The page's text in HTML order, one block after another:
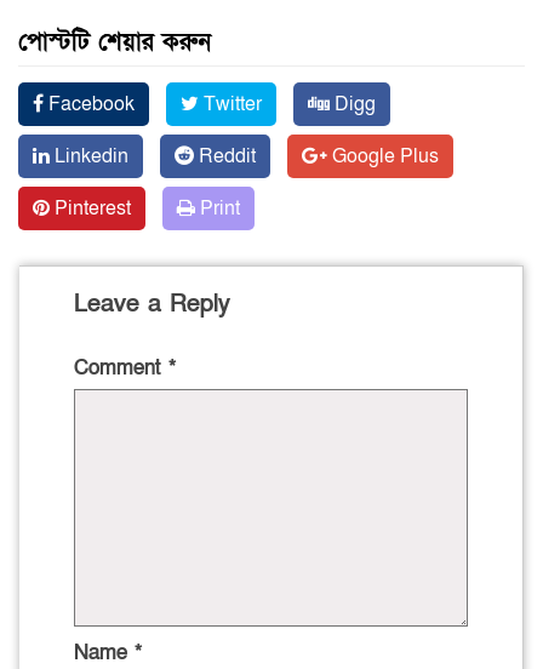
পোস্টটি শেয়ার করুন
Facebook Twitter
Digg
Linkedin
Reddit
Google Plus
Pinterest
Print
Leave a Reply
Comment *
Name *